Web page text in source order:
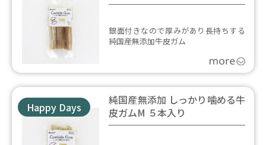
銀面付きなので厚みがあり長持ちする
純国産無添加牛皮ガム
Happy Days
純国産無添加 しっかり噛める牛
皮ガムM ５本入り